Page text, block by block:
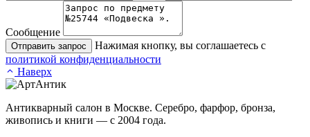
Сообщение
Отправить запрос
Нажимая кнопку, вы соглашаетесь с
политикой конфиденциальности
Наверх
Антикварный салон в Москве. Серебро, фарфор, бронза,
живопись и книги — с 2004 года.